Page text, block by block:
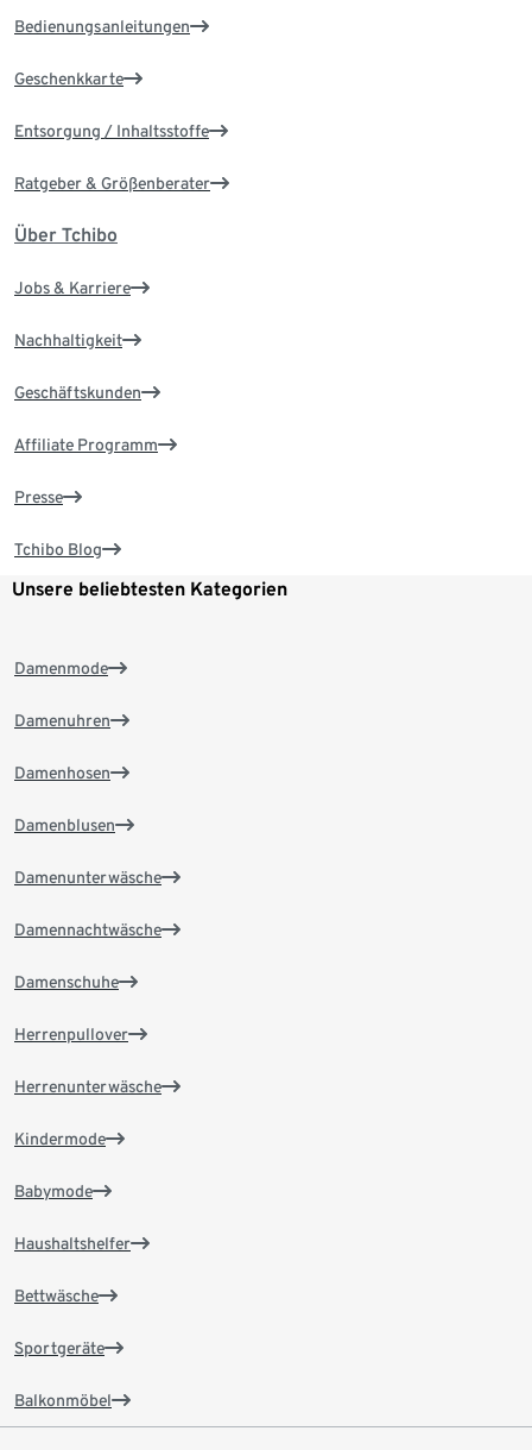
Bedienungsanleitungen
Geschenkkarte
Entsorgung / Inhaltsstoffe
Ratgeber & Größenberater
Über Tchibo
Jobs & Karriere
Nachhaltigkeit
Geschäftskunden
Affiliate Programm
Presse
Tchibo Blog
Unsere beliebtesten Kategorien
Damenmode
Damenuhren
Damenhosen
Damenblusen
Damenunterwäsche
Damennachtwäsche
Damenschuhe
Herrenpullover
Herrenunterwäsche
Kindermode
Babymode
Haushaltshelfer
Bettwäsche
Sportgeräte
Balkonmöbel